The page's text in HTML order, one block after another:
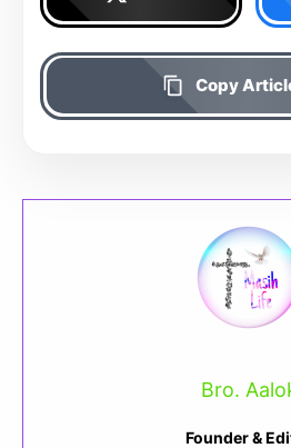
Copy
Bro.
Founder &